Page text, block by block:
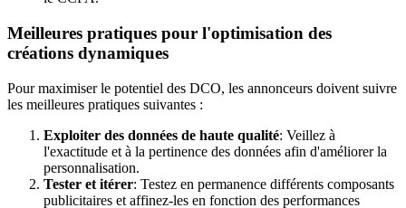
Meilleures pratiques pour l'optimisation des
créations dynamiques
Pour maximiser le potentiel des DCO, les annonceurs doivent suivre
les meilleures pratiques suivantes :
Exploiter des données de haute qualité: Veillez à
l'exactitude et à la pertinence des données afin d'améliorer la
personnalisation.
Tester et itérer: Testez en permanence différents composants
publicitaires et affinez-les en fonction des performances